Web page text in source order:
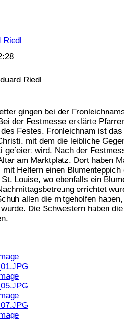
Riedl
Riedl
gingen bei der
der Festmesse erklärte
Festes. Fronleichnam ist
mit dem die leibliche
gefeiert wird. Nach der
am Marktplatz. Dort haben
Helfern einen Blumenteppich
Louise, wo ebenfalls ein
errichtet
allen die mitgeholfen
Die Schwestern haben